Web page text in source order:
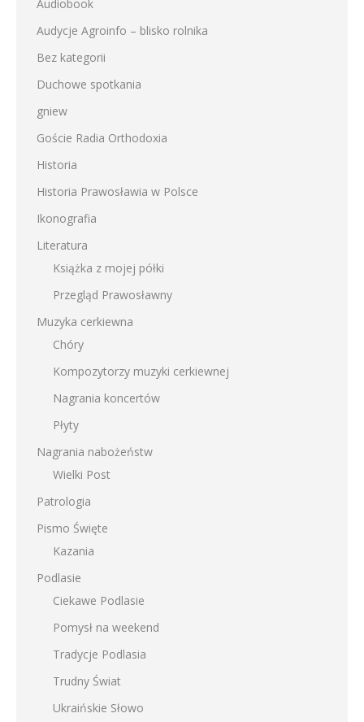
Audiobook
Audycje Agroinfo – blisko rolnika
Bez kategorii
Duchowe spotkania
gniew
Goście Radia Orthodoxia
Historia
Historia Prawosławia w Polsce
Ikonografia
Literatura
Książka z mojej półki
Przegląd Prawosławny
Muzyka cerkiewna
Chóry
Kompozytorzy muzyki cerkiewnej
Nagrania koncertów
Płyty
Nagrania nabożeństw
Wielki Post
Patrologia
Pismo Święte
Kazania
Podlasie
Ciekawe Podlasie
Pomysł na weekend
Tradycje Podlasia
Trudny Świat
Ukraińskie Słowo